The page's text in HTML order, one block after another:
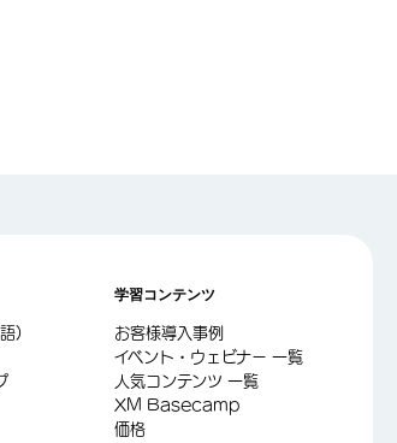
)
学習コンテンツ
お客様導入事例
イベント・ウェビナー 一覧
人気コンテンツ 一覧
XM Basecamp
価格